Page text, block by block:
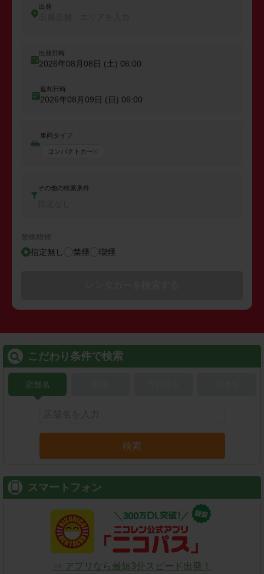
出発
出発日時
2026年08月08日 (土) 06:00
返却日時
2026年08月09日 (日) 06:00
車両タイプ
コンパクトカー
その他の検索条件
禁煙/喫煙
指定無し 禁煙 喫煙
こだわり条件で検索
店舗名
検索
スマートフォン
⇒ アプリなら最短3分スピード出発！